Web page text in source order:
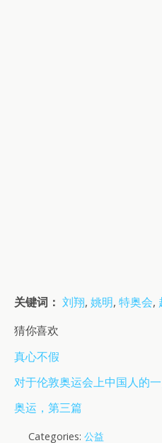
关键词： 刘翔, 姚明, 特奥会,
猜你喜欢
真心不假
对于伦敦奥运会上中国人的
奥运，第三篇
Categories: 公益